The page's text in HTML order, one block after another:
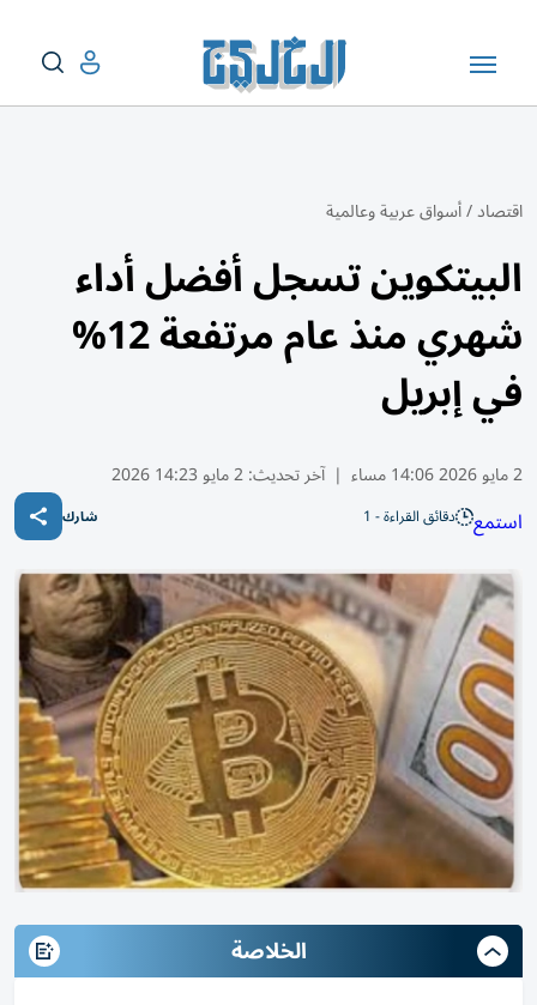
اقتصاد/أسواق عربية وعالمية
البيتكوين تسجل أفضل أداء
شهري منذ عام مرتفعة 12%
في إبريل
2 مايو 2026 14:06 مساء | آخر تحديث:2 مايو 14:23 2026
استمع دقائق القراءة - 1 شارك
الخلاصة